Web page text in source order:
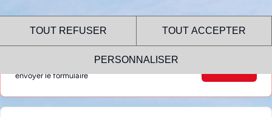
reCAPTCHA
Vous devez accepter les cookies reCAPTCHA pour
envoyer le formulaire
TOUT REFUSER TOUT ACCEPTER
PERSONNALISER